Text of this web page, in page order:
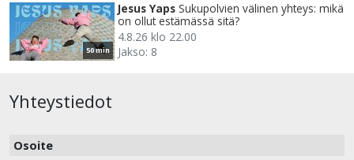
50 min
Jesus Yaps Sukupolvien välinen yhteys: mikä
on ollut estämässä sitä?
4.8.26 klo 22.00
Jakso: 8
Yhteystiedot
Osoite